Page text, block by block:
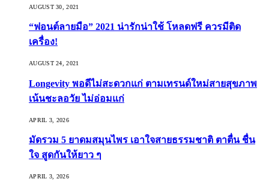
AUGUST 30, 2021
“ฟอนต์ลายมือ” 2021 น่ารักน่าใช้ โหลดฟรี ควรมีติด
เครื่อง!
AUGUST 24, 2021
Longevity พอดีไม่สะดวกแก่ ตามเทรนด์ใหม่สายสุขภาพ
เน้นชะลอวัย ไม่อ่อมแก่
APRIL 3, 2026
มัดรวม 5 ยาดมสมุนไพร เอาใจสายธรรมชาติ ตาตื่น ชื่น
ใจ สูดกันให้ยาว ๆ
APRIL 3, 2026